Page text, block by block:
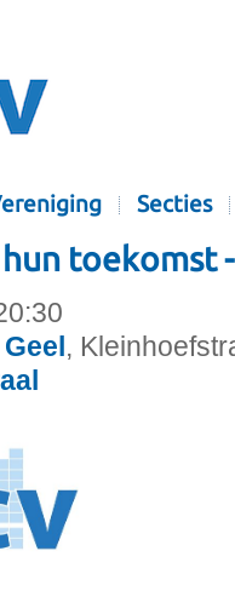
Secties
toekomst
,